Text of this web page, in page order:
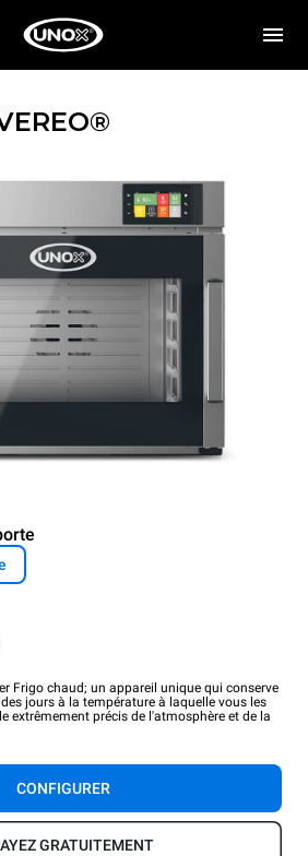
Frigo chaud; un appareil unique qui conserve
jours à la température à laquelle vous les
extrêmement précis de l'atmosphère et de la
CONFIGURER
GRATUITEMENT